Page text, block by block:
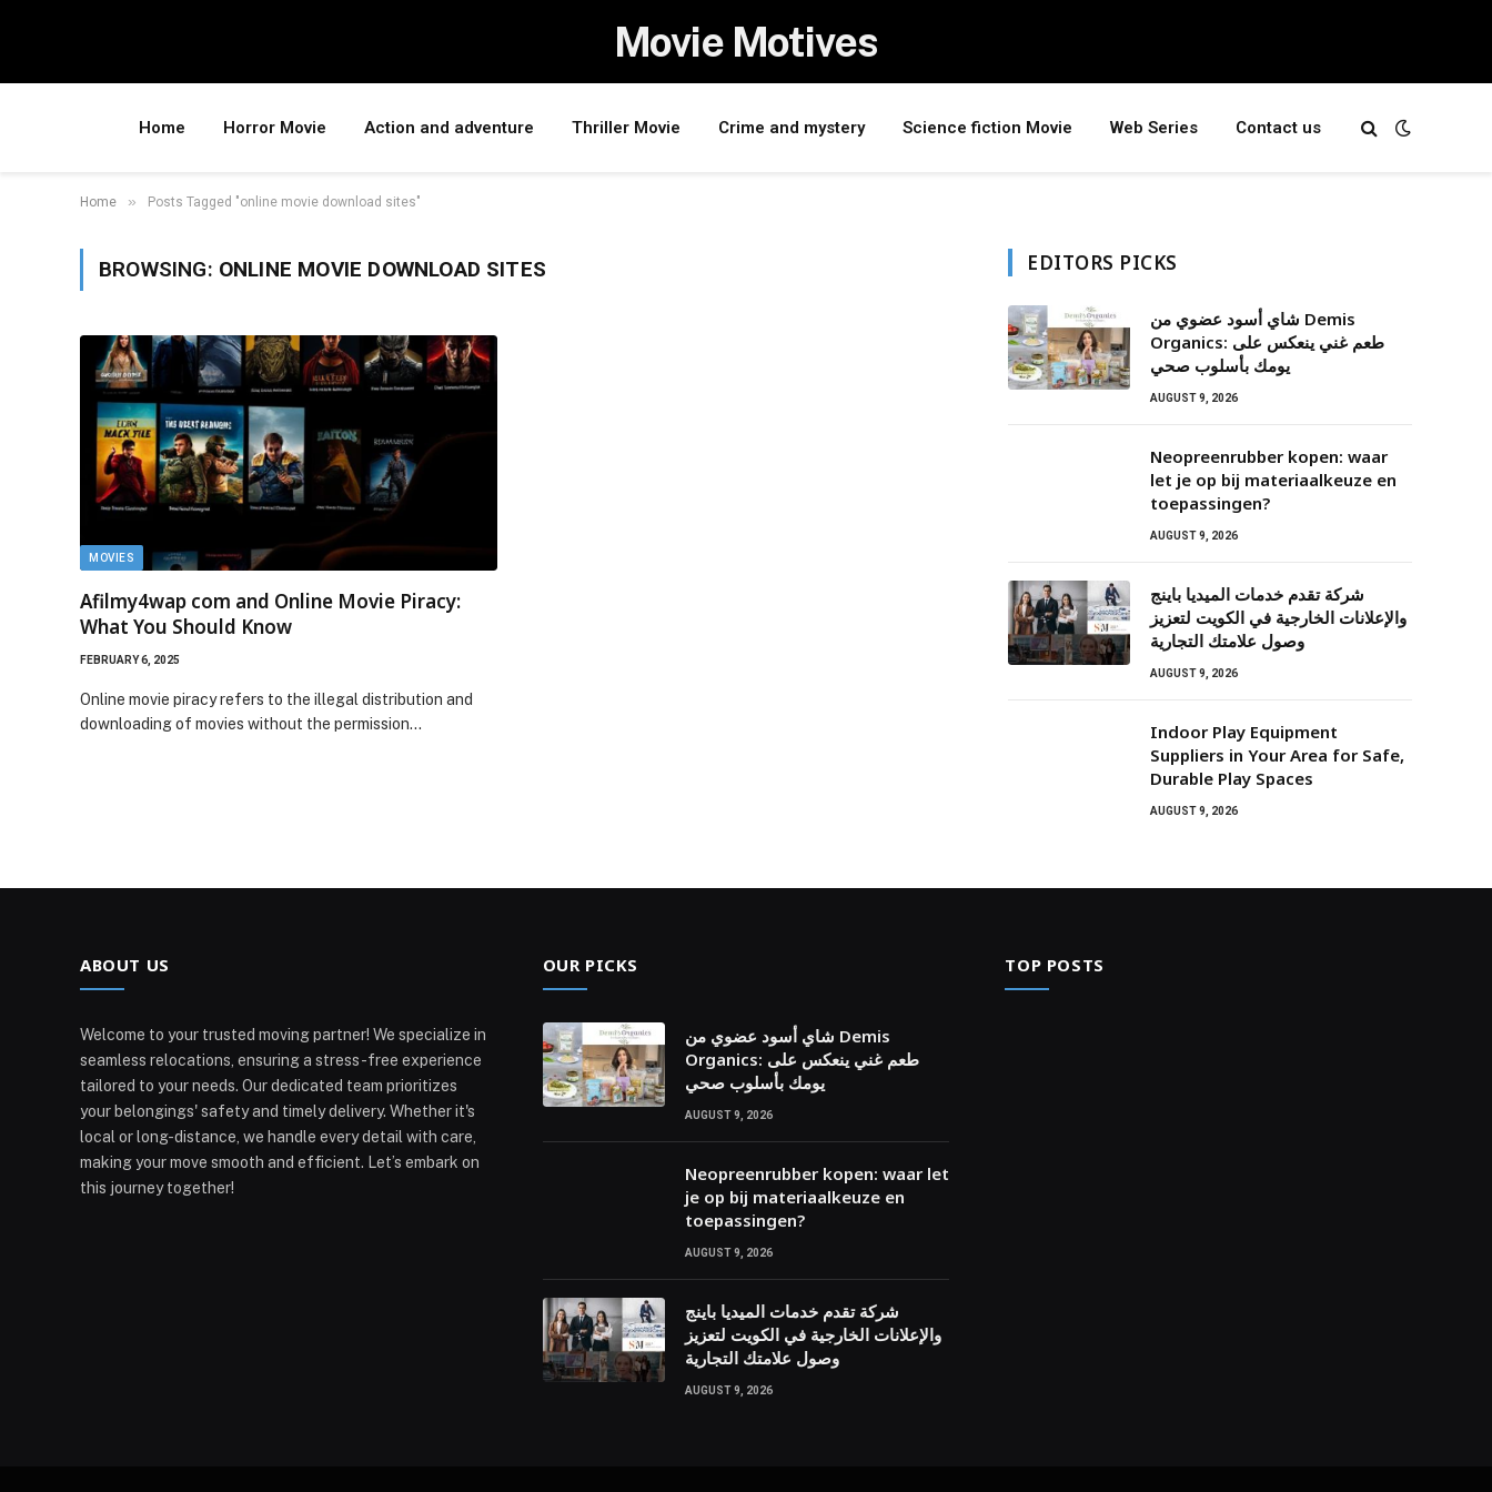
Movie Motives
Home Horror Movie Action and adventure Thriller Movie Crime and mystery Science fiction Movie Web Series Contact us
Home » Posts Tagged "online movie download sites"
BROWSING: ONLINE MOVIE DOWNLOAD SITES
MOVIES
Afilmy4wap com and Online Movie Piracy:
What You Should Know
FEBRUARY 6, 2025
Online movie piracy refers to the illegal distribution and
downloading of movies without the permission…
EDITORS PICKS
شاي أسود عضوي من Demis
Organics: طعم غني ينعكس على
يومك بأسلوب صحي
AUGUST 9, 2026
Neopreenrubber kopen: waar
let je op bij materiaalkeuze en
toepassingen?
AUGUST 9, 2026
شركة تقدم خدمات الميديا باينج
والإعلانات الخارجية في الكويت لتعزيز
وصول علامتك التجارية
AUGUST 9, 2026
Indoor Play Equipment
Suppliers in Your Area for Safe,
Durable Play Spaces
AUGUST 9, 2026
ABOUT US
Welcome to your trusted moving partner! We specialize in
seamless relocations, ensuring a stress-free experience
tailored to your needs. Our dedicated team prioritizes
your belongings' safety and timely delivery. Whether it's
local or long-distance, we handle every detail with care,
making your move smooth and efficient. Let’s embark on
this journey together!
OUR PICKS
شاي أسود عضوي من Demis
Organics: طعم غني ينعكس على
يومك بأسلوب صحي
AUGUST 9, 2026
Neopreenrubber kopen: waar let
je op bij materiaalkeuze en
toepassingen?
AUGUST 9, 2026
شركة تقدم خدمات الميديا باينج
والإعلانات الخارجية في الكويت لتعزيز
وصول علامتك التجارية
AUGUST 9, 2026
TOP POSTS